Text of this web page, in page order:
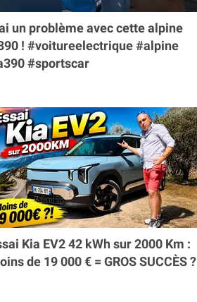
un problème avec cette alpine
! #voitureelectrique #alpine
#a390 #sportscar
Kia EV2 42 kWh sur 2000 Km :
de 19 000 € = GROS SUCCÈS ?